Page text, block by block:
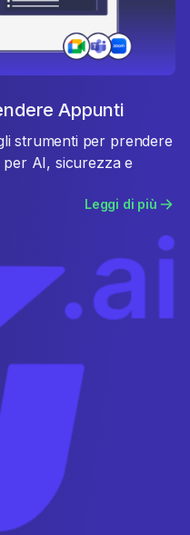
Appunti
strumenti per prendere
AI, sicurezza e
Leggi di più